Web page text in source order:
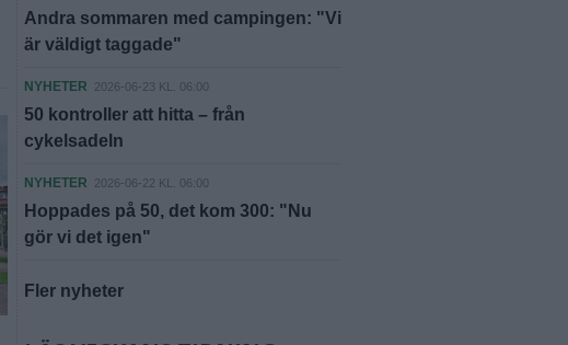
Andra sommaren med campingen: "Vi
är väldigt taggade"
NYHETER 2026-06-23 KL. 06:00
50 kontroller att hitta – från
cykelsadeln
NYHETER 2026-06-22 KL. 06:00
Hoppades på 50, det kom 300: "Nu
gör vi det igen"
Fler nyheter